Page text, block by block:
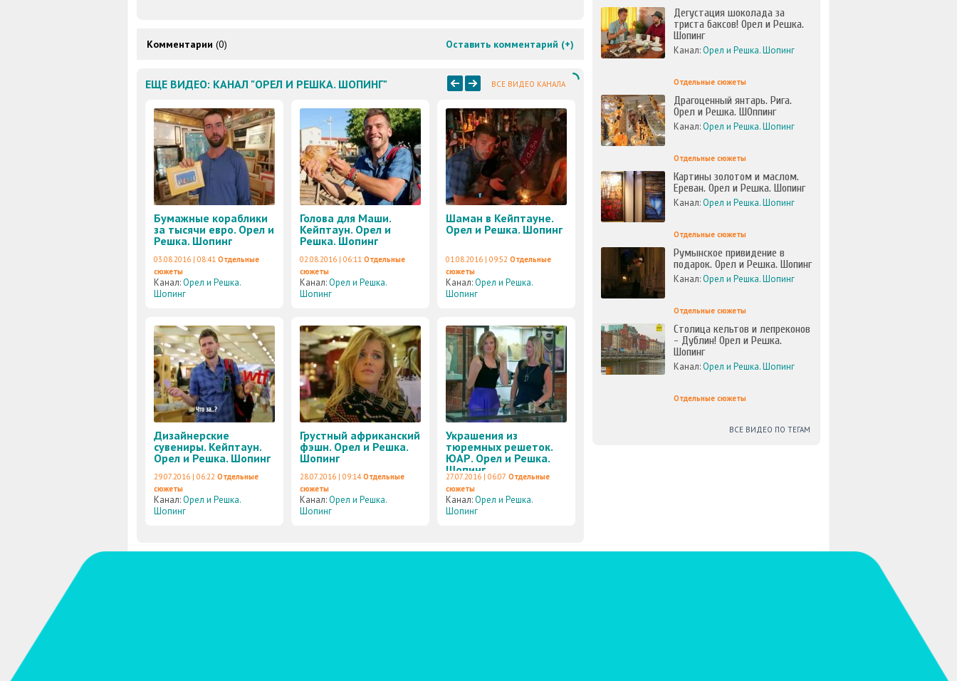
Оставить комментарий (+)
Комментарии (0)
ВСЕ ВИДЕО КАНАЛА
ЕЩЕ ВИДЕО: КАНАЛ "ОРЕЛ И РЕШКА. ШОПИНГ"
Бумажные кораблики
за тысячи евро. Орел и
Решка. Шопинг
03.08.2016 | 08:41 Отдельные
сюжеты
Канал:Орел и Решка.
Шопинг
Голова для Маши.
Кейптаун. Орел и
Решка. Шопинг
02.08.2016 | 06:11 Отдельные
сюжеты
Канал:Орел и Решка.
Шопинг
Шаман в Кейптауне.
Орел и Решка. Шопинг
01.08.2016 | 09:52 Отдельные
сюжеты
Канал:Орел и Решка.
Шопинг
Дизайнерские
сувениры. Кейптаун.
Орел и Решка. Шопинг
29.07.2016 | 06:22 Отдельные
сюжеты
Канал:Орел и Решка.
Шопинг
Грустный африканский
фэшн. Орел и Решка.
Шопинг
28.07.2016 | 09:14 Отдельные
сюжеты
Канал:Орел и Решка.
Шопинг
Украшения из
тюремных решеток.
ЮАР. Орел и Решка.
Шопинг
27.07.2016 | 06:07 Отдельные
сюжеты
Канал:Орел и Решка.
Шопинг
Дегустация шоколада за
триста баксов! Орел и Решка.
Шопинг
Канал:Орел и Решка. Шопинг
Отдельные сюжеты
Драгоценный янтарь. Рига.
Орел и Решка. ШОппинг
Канал:Орел и Решка. Шопинг
Отдельные сюжеты
Картины золотом и маслом.
Ереван. Орел и Решка. Шопинг
Канал:Орел и Решка. Шопинг
Отдельные сюжеты
Румынское привидение в
подарок. Орел и Решка. Шопинг
Канал:Орел и Решка. Шопинг
Отдельные сюжеты
Столица кельтов и лепреконов
- Дублин! Орел и Решка.
Шопинг
Канал:Орел и Решка. Шопинг
Отдельные сюжеты
ВСЕ ВИДЕО ПО ТЕГАМ